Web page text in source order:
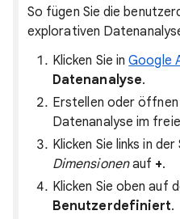
So fügen Sie die
explorativen
Klicken Sie inGoogle
Datenanalyse.
Erstellen oder
Datenanalyse im
Klicken Sie links in der
Dimensionenauf +.
Klicken Sie oben auf
Benutzerdefiniert.